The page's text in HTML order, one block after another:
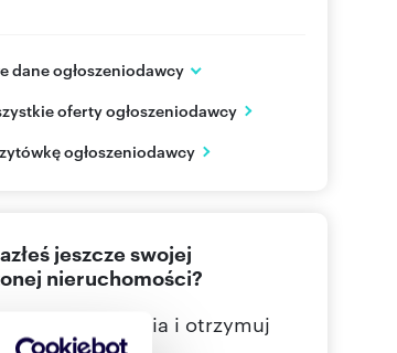
dane ogłoszeniodawcy
oferty ogłoszeniodawcy
ogłoszeniodawcy
jeszcze swojej
nieruchomości?
oczekiwania i otrzymuj
oferty